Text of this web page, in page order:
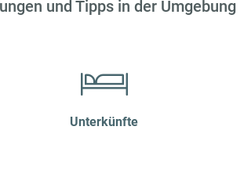
und Tipps in der Umgebung
Unterkünfte